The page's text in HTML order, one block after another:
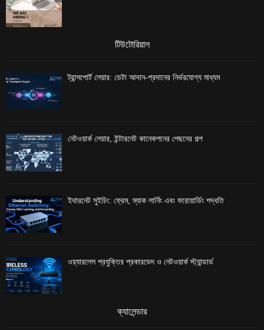
টিউটোরিয়াল
ট্রান্সপোর্ট লেয়ার: ডেটা আদান-প্রদানের নির্ভরযোগ্য মাধ্যম
নেটওয়ার্ক লেয়ার, ইন্টারনেট কানেকশনের পেছনের গল্প
ইথারনেট সুইচিং: ফ্রেম, ম্যাক লার্নিং এবং ফরোয়ার্ডিং পদ্ধতি
ওয়্যারলেস প্রযুক্তির প্রকারভেদ ও নেটওয়ার্ক স্ট্যান্ডার্ড
ক্যালেন্ডার